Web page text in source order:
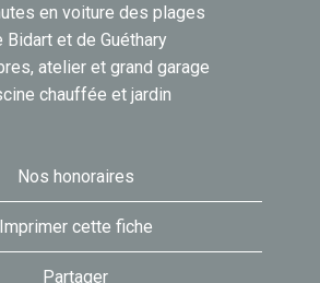
en voiture des plages
Bidart et de Guéthary
atelier et grand garage
chauffée et jardin
Nos honoraires
Imprimer cette fiche
Partager